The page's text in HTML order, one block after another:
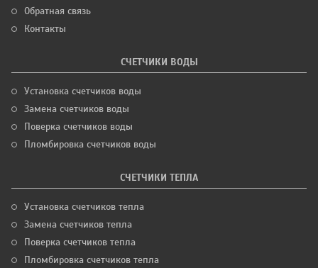
Обратная связь
Контакты
СЧЕТЧИКИ ВОДЫ
Установка счетчиков воды
Замена счетчиков воды
Поверка счетчиков воды
Пломбировка счетчиков воды
СЧЕТЧИКИ ТЕПЛА
Установка счетчиков тепла
Замена счетчиков тепла
Поверка счетчиков тепла
Пломбировка счетчиков тепла